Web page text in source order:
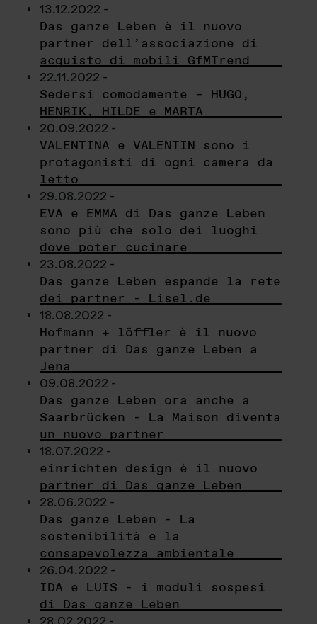
13.12.2022 -
Das ganze Leben è il nuovo
partner dell’associazione di
acquisto di mobili GfMTrend
22.11.2022 -
Sedersi comodamente – HUGO,
HENRIK, HILDE e MARTA
20.09.2022 -
VALENTINA e VALENTIN sono i
protagonisti di ogni camera da
letto
29.08.2022 -
EVA e EMMA di Das ganze Leben
sono più che solo dei luoghi
dove poter cucinare
23.08.2022 -
Das ganze Leben espande la rete
dei partner - Lisel.de
18.08.2022 -
Hofmann + löffler è il nuovo
partner di Das ganze Leben a
Jena
09.08.2022 -
Das ganze Leben ora anche a
Saarbrücken - La Maison diventa
un nuovo partner
18.07.2022 -
einrichten design è il nuovo
partner di Das ganze Leben
28.06.2022 -
Das ganze Leben - La
sostenibilità e la
consapevolezza ambientale
26.04.2022 -
IDA e LUIS - i moduli sospesi
di Das ganze Leben